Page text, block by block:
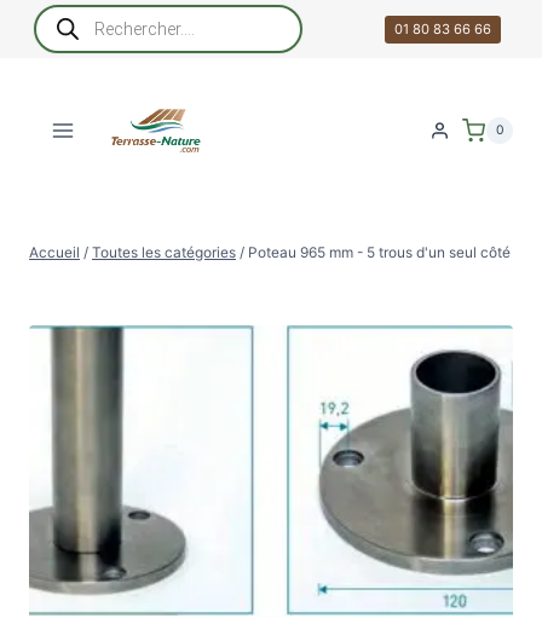
Recherche
de
produits
01 80 83 66 66
0
Accueil / Toutes les catégories / Poteau 965 mm - 5 trous d'un seul côté